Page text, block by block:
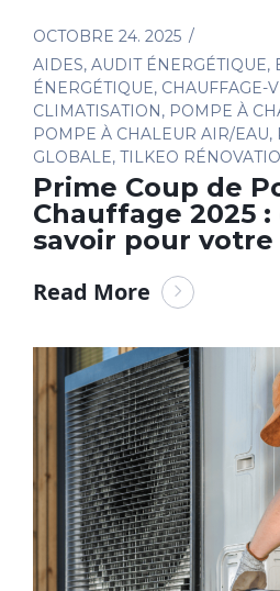
OCTOBRE 24. 2025
AIDES, AUDIT ÉNERGÉTIQUE,
ÉNERGÉTIQUE, CHAUFFAGE-
CLIMATISATION, POMPE À
POMPE À CHALEUR AIR/EAU,
GLOBALE, TILKEO
Prime Coup de
Chauffage 2025
savoir pour
Read More